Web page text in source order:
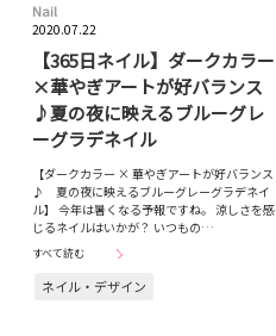
Nail
2020.07.22
【365日ネイル】ダークカラー
×華やぎアートが好バランス
♪夏の夜に映えるブルーグレ
ーグラデネイル
【ダークカラー × 華やぎアートが好バランス
♪ 夏の夜に映えるブルーグレーグラデネイ
ル】 今年は暑くなる予報ですね。 涼しさを感
じるネイルはいかが？ いつもの…
すべて読む
ネイル・デザイン